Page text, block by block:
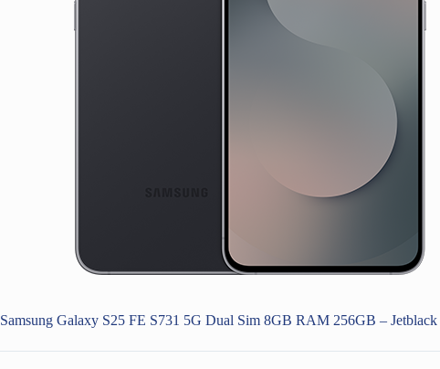
Samsung Galaxy S25 FE S731 5G Dual Sim 8GB RAM 256GB – Jetblack